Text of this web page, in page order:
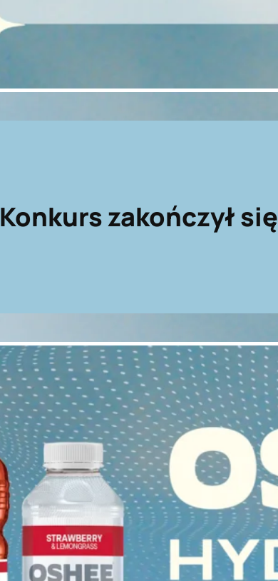
Konkurs zakończył się